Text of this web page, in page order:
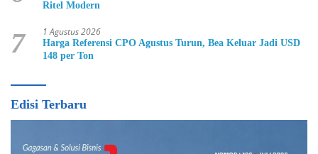
Ritel Modern
7 1 Agustus 2026
Harga Referensi CPO Agustus Turun, Bea Keluar Jadi USD
148 per Ton
Edisi Terbaru